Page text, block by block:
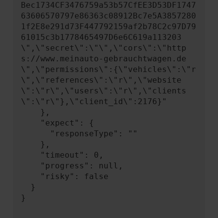
Bec1734CF3476759a53b57CfEE3D53DF1747
63606570797e86363c08912Bc7e5A3857280
1f2E8e291d73F447792159af2b78C2c97D79
61015c3b1778465497D6e6C619a113203
\",\"secret\":\"\",\"cors\":\"http
s://www.meinauto-gebrauchtwagen.de
\",\"permissions\":{\"vehicles\":\"r
\",\"references\":\"r\",\"website
\":\"r\",\"users\":\"r\",\"clients
\":\"r\"},\"client_id\":2176}"
}